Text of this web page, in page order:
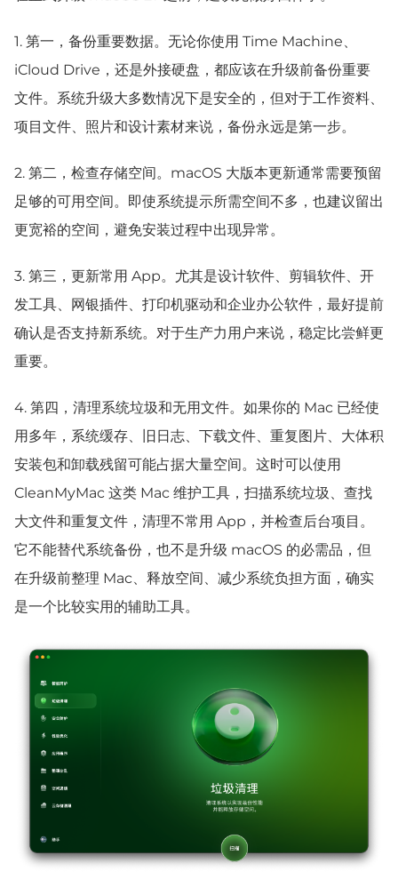
1. 第一，备份重要数据。无论你使用 Time Machine、
iCloud Drive，还是外接硬盘，都应该在升级前备份重要
文件。系统升级大多数情况下是安全的，但对于工作资料、
项目文件、照片和设计素材来说，备份永远是第一步。
2. 第二，检查存储空间。macOS 大版本更新通常需要预留
足够的可用空间。即使系统提示所需空间不多，也建议留出
更宽裕的空间，避免安装过程中出现异常。
3. 第三，更新常用 App。尤其是设计软件、剪辑软件、开
发工具、网银插件、打印机驱动和企业办公软件，最好提前
确认是否支持新系统。对于生产力用户来说，稳定比尝鲜更
重要。
4. 第四，清理系统垃圾和无用文件。如果你的 Mac 已经使
用多年，系统缓存、旧日志、下载文件、重复图片、大体积
安装包和卸载残留可能占据大量空间。这时可以使用
CleanMyMac 这类 Mac 维护工具，扫描系统垃圾、查找
大文件和重复文件，清理不常用 App，并检查后台项目。
它不能替代系统备份，也不是升级 macOS 的必需品，但
在升级前整理 Mac、释放空间、减少系统负担方面，确实
是一个比较实用的辅助工具。